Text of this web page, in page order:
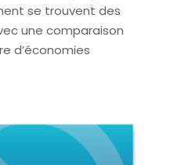
se trouvent des
une comparaison
d’économies